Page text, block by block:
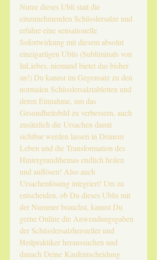
Nutze dieses Ubli statt die
einzunehmenden Schüsslersalze und
erfahre eine sensationelle
Sofortwirkung mit diesem absolut
einzigartigen Ublis (Subliminals von
InLiebes, niemand bietet das bisher
an!) Du kannst im Gegensatz zu den
normalen Schüsslersalztabletten und
deren Einnahme, um das
Gesundheitsbild zu verbessern, auch
zusätzlich die Ursachen damit
sichtbar werden lassen in Deinem
Leben und die Transformation des
Hintergrundthemas endlich heilen
und auflösen! Also auch
Ursachenlösung integriert! Um zu
entscheiden, ob Du dieses Ublis mit
der Nummer brauchst, kannst Du
gerne Online die Anwendungsgaben
der Schüsslersalzhersteller und
Heilpraktiker heraussuchen und
danach Deine Kaufentscheidung